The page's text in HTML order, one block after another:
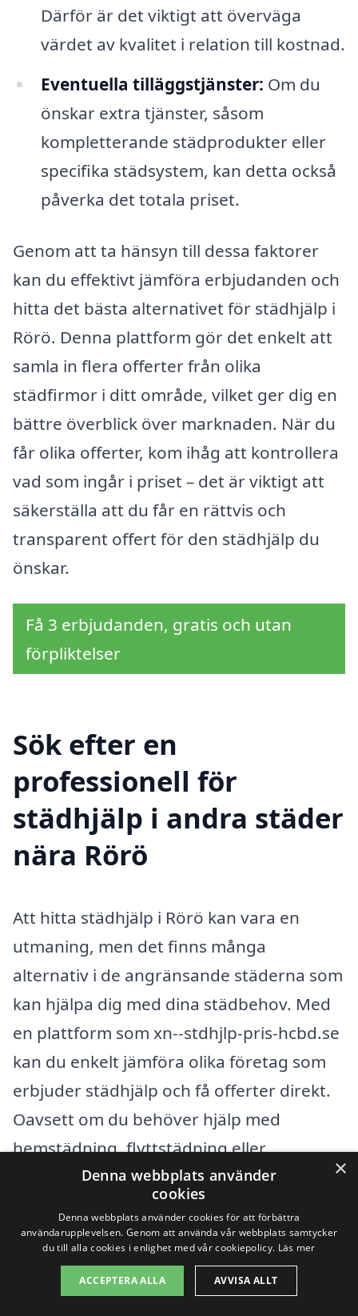
Därför är det viktigt att överväga
värdet av kvalitet i relation till kostnad.
Eventuella tilläggstjänster: Om du
önskar extra tjänster, såsom
kompletterande städprodukter eller
specifika städsystem, kan detta också
påverka det totala priset.
Genom att ta hänsyn till dessa faktorer
kan du effektivt jämföra erbjudanden och
hitta det bästa alternativet för städhjälp i
Rörö. Denna plattform gör det enkelt att
samla in flera offerter från olika
städfirmor i ditt område, vilket ger dig en
bättre överblick över marknaden. När du
får olika offerter, kom ihåg att kontrollera
vad som ingår i priset – det är viktigt att
säkerställa att du får en rättvis och
transparent offert för den städhjälp du
önskar.
Få 3 erbjudanden, gratis och utan
förpliktelser
Sök efter en
professionell för
städhjälp i andra städer
nära Rörö
Att hitta städhjälp i Rörö kan vara en
utmaning, men det finns många
alternativ i de angränsande städerna som
kan hjälpa dig med dina städbehov. Med
en plattform som xn--stdhjlp-pris-hcbd.se
kan du enkelt jämföra olika företag som
erbjuder städhjälp och få offerter direkt.
Oavsett om du behöver hjälp med
hemstädning, flyttstädning eller
kontorsstädning, finns det professionella
aktörer redo att hjälpa dig.
Några av de närliggande städerna där du
kan hitta städhjälp inkluderar:
×
Denna webbplats använder
cookies
Denna webbplats använder cookies för att förbättra
användarupplevelsen. Genom att använda vår webbplats samtycker
du till alla cookies i enlighet med vår cookiepolicy. Läs mer
ACCEPTERA ALLA AVVISA ALLT